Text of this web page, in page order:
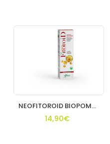
Añadir
NEOFITOROID BIOPOMADA 40 ML
14,90€